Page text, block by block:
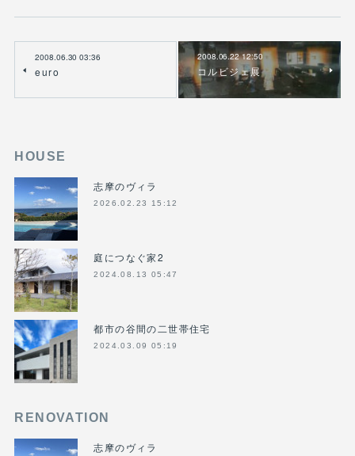
2008.06.30 03:36
euro
2008.06.22 12:50
コルビジェ展
HOUSE
志摩のヴィラ
2026.02.23 15:12
庭につなぐ家2
2024.08.13 05:47
都市の谷間の二世帯住宅
2024.03.09 05:19
RENOVATION
志摩のヴィラ